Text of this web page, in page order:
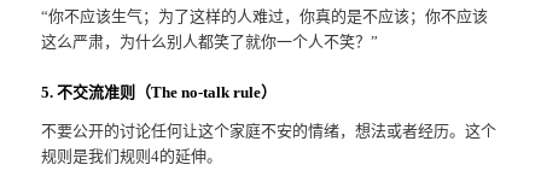
“你不应该生气；为了这样的人难过，你真的是不应该；你不应该
这么严肃，为什么别人都笑了就你一个人不笑？”
5. 不交流准则（The no-talk rule）
不要公开的讨论任何让这个家庭不安的情绪，想法或者经历。这个
规则是我们规则4的延伸。